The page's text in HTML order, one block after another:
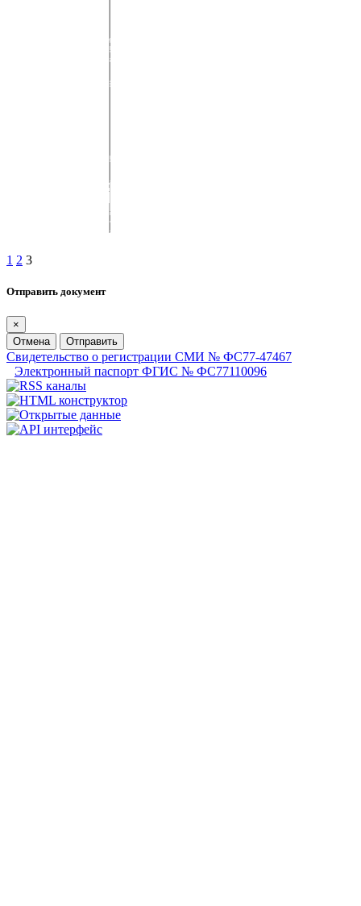
1 2 3
Отправить документ
×
Отмена
Отправить
Свидетельство о регистрации СМИ № ФС77-47467
Электронный паспорт ФГИС № ФС77110096